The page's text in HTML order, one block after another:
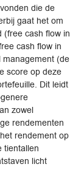
die de
gaat het om
(free cash flow in
cash flow in
(de
score op deze
Dit leidt
zowel
rendementen
rendement op
tientallen
licht